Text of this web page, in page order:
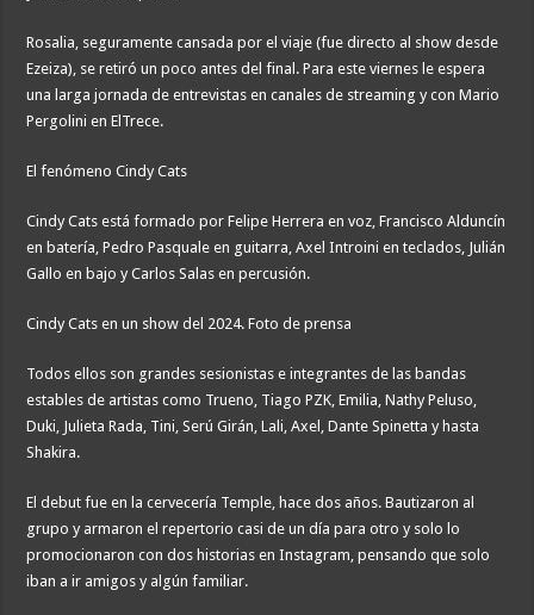
Rosalia, seguramente cansada por el viaje (fue directo al show desde
Ezeiza), se retiró un poco antes del final. Para este viernes le espera
una larga jornada de entrevistas en canales de streaming y con Mario
Pergolini en ElTrece.
El fenómeno Cindy Cats
Cindy Cats está formado por Felipe Herrera en voz, Francisco Alduncín
en batería, Pedro Pasquale en guitarra, Axel Introini en teclados, Julián
Gallo en bajo y Carlos Salas en percusión.
Cindy Cats en un show del 2024. Foto de prensa
Todos ellos son grandes sesionistas e integrantes de las bandas
estables de artistas como Trueno, Tiago PZK, Emilia, Nathy Peluso,
Duki, Julieta Rada, Tini, Serú Girán, Lali, Axel, Dante Spinetta y hasta
Shakira.
El debut fue en la cervecería Temple, hace dos años. Bautizaron al
grupo y armaron el repertorio casi de un día para otro y solo lo
promocionaron con dos historias en Instagram, pensando que solo
iban a ir amigos y algún familiar.